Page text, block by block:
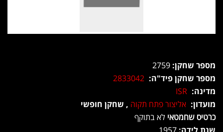
מספר שחקן:
מספר שחקן פיד"ה: 2833042
מדינה: ISR
מועדון: אליצור פתח תקוה , שחקן חופשי
כרטיס שחמטאי לא בתוקף